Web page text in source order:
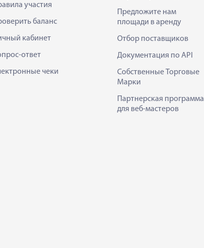
участия
баланс
кабинет
ответ
чеки
Предложите нам
площади в аренду
Отбор поставщиков
Документация по API
Собственные Торговые
Марки
Партнерская программа
для веб-мастеров